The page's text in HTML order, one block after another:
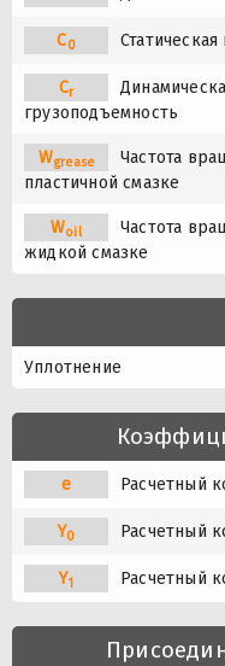
C0
Cr
грузоподъемность
Wgrease
Частота
пластичной смазке
Woil
Частота
жидкой смазке
Уплотнение
e Расчетный
Y0 Расчетный
Y1 Расчетный